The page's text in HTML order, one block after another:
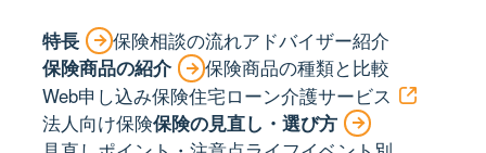
特長 保険相談の流れアドバイザー紹介
保険商品の紹介
保険商品の種類と比較
Web申し込み保険住宅ローン介護サービス
法人向け保険保険の見直し・選び方